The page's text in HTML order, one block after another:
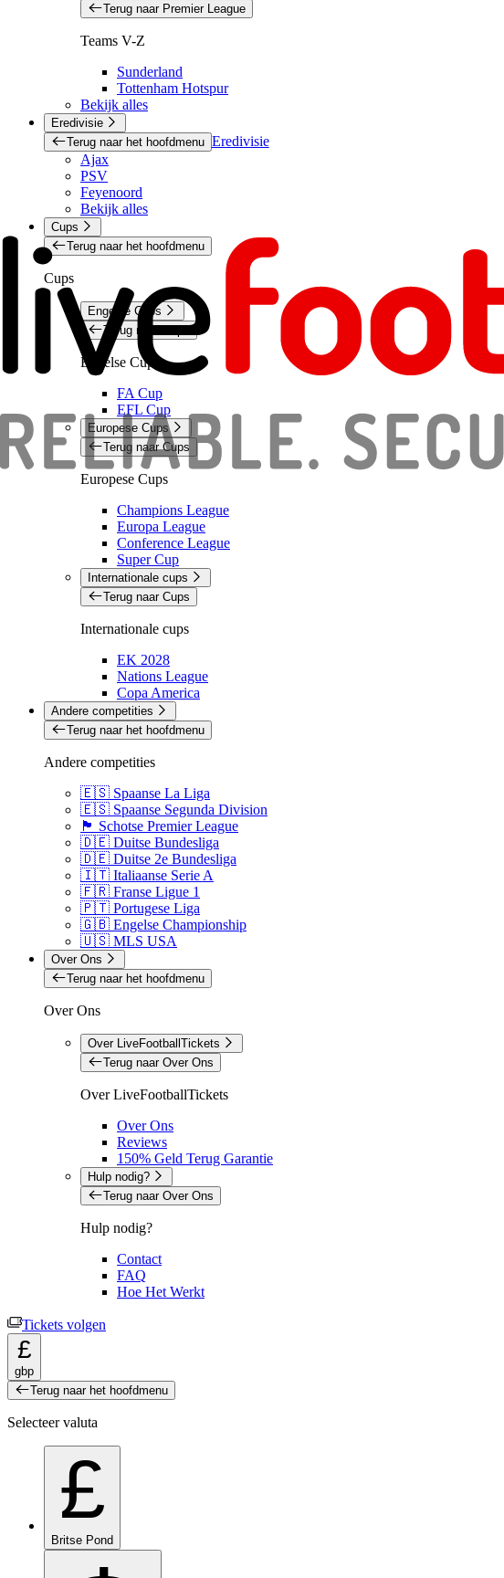
Terug naar Premier League
Teams V-Z
Sunderland
Tottenham Hotspur
Bekijk alles
Eredivisie
Terug naar het hoofdmenu Eredivisie
Ajax
PSV
Feyenoord
Bekijk alles
Cups
Terug naar het hoofdmenu
Cups
Engelse Cups
Terug naar Cups
Engelse Cups
FA Cup
EFL Cup
Europese Cups
Terug naar Cups
Europese Cups
Champions League
Europa League
Conference League
Super Cup
Internationale cups
Terug naar Cups
Internationale cups
EK 2028
Nations League
Copa America
Andere competities
Terug naar het hoofdmenu
Andere competities
🇪🇸 Spaanse La Liga
🇪🇸 Spaanse Segunda Division
🏴󠁧󠁢󠁳󠁣󠁴󠁿 Schotse Premier League
🇩🇪 Duitse Bundesliga
🇩🇪 Duitse 2e Bundesliga
🇮🇹 Italiaanse Serie A
🇫🇷 Franse Ligue 1
🇵🇹 Portugese Liga
🇬🇧 Engelse Championship
🇺🇸 MLS USA
Over Ons
Terug naar het hoofdmenu
Over Ons
Over LiveFootballTickets
Terug naar Over Ons
Over LiveFootballTickets
Over Ons
Reviews
150% Geld Terug Garantie
Hulp nodig?
Terug naar Over Ons
Hulp nodig?
Contact
FAQ
Hoe Het Werkt
Tickets volgen
£
gbp
Terug naar het hoofdmenu
Selecteer valuta
£
Britse Pond